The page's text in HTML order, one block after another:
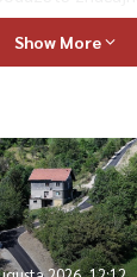
U svrhu
stabala
Radi se o
za čiju
više namjena,
Show More